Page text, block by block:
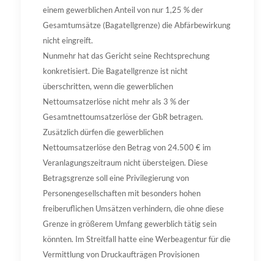
einem gewerblichen Anteil von nur 1,25 % der
Gesamtumsätze (Bagatellgrenze) die Abfärbewirkung
nicht eingreift.
Nunmehr hat das Gericht seine Rechtsprechung
konkretisiert. Die Bagatellgrenze ist nicht
überschritten, wenn die gewerblichen
Nettoumsatzerlöse nicht mehr als 3 % der
Gesamtnettoumsatzerlöse der GbR betragen.
Zusätzlich dürfen die gewerblichen
Nettoumsatzerlöse den Betrag von 24.500 € im
Veranlagungszeitraum nicht übersteigen. Diese
Betragsgrenze soll eine Privilegierung von
Personengesellschaften mit besonders hohen
freiberuflichen Umsätzen verhindern, die ohne diese
Grenze in größerem Umfang gewerblich tätig sein
könnten. Im Streitfall hatte eine Werbeagentur für die
Vermittlung von Druckaufträgen Provisionen